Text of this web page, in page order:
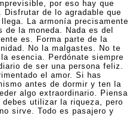
por eso hay que
de lo agradable que
La armonía precisamente
la moneda. Nada es del
es. Forma parte de la
No la malgastes. No te
esencia. Perdónate siempre
de ser una persona feliz.
el amor. Si has
antes de dormir y ten la
algo extraordinario. Piensa
utilizar la riqueza, pero
sirve. Todo es pasajero y